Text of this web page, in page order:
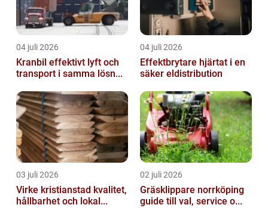
04 juli 2026
Kranbil effektivt lyft och
transport i samma lösn...
04 juli 2026
Effektbrytare hjärtat i en
säker eldistribution
03 juli 2026
Virke kristianstad kvalitet,
hållbarhet och lokal...
02 juli 2026
Gräsklippare norrköping
guide till val, service o...